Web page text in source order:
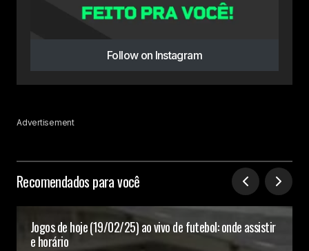
Follow on Instagram
Advertisement
Recomendados para você
Jogos de hoje (19/02/25) ao vivo de futebol: onde assistir
e horário